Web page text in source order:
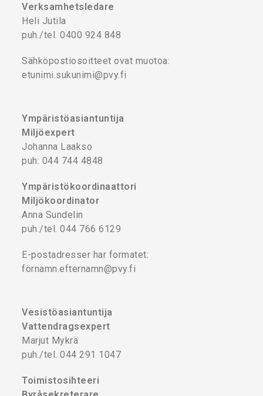
Verksamhetsledare
Heli Jutila
puh./tel. 0400 924 848
Sähköpostiosoitteet ovat muotoa:
etunimi.sukunimi@pvy.fi
Ympäristöasiantuntija
Miljöexpert
Johanna Laakso
puh: 044 744 4848
Ympäristökoordinaattori
Miljökoordinator
Anna Sundelin
puh./tel. 044 766 6129
E-postadresser har formatet:
förnamn.efternamn@pvy.fi
Vesistöasiantuntija
Vattendragsexpert
Marjut Mykrä
puh./tel. 044 291 1047
Toimistosihteeri